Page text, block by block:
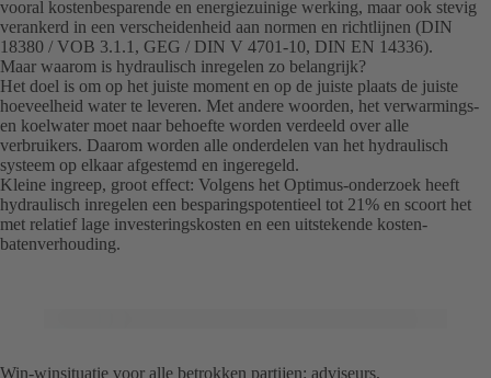
een
nieuw
tabblad)
vooral kostenbesparende en energiezuinige werking, maar ook stevig
verankerd in een verscheidenheid aan normen en richtlijnen (DIN
18380 / VOB 3.1.1, GEG / DIN V 4701-10, DIN EN 14336).
Maar waarom is hydraulisch inregelen zo belangrijk?
Het doel is om op het juiste moment en op de juiste plaats de juiste
hoeveelheid water te leveren. Met andere woorden, het verwarmings-
en koelwater moet naar behoefte worden verdeeld over alle
verbruikers. Daarom worden alle onderdelen van het hydraulisch
systeem op elkaar afgestemd en ingeregeld.
Kleine ingreep, groot effect: Volgens het Optimus-onderzoek (opent
in
een
heeft
hydraulisch inregelen een besparingspotentieel tot 21% en scoort het
met relatief lage investeringskosten en een uitstekende kosten-
batenverhouding.
Win-winsituatie voor alle betrokken partijen: adviseurs,